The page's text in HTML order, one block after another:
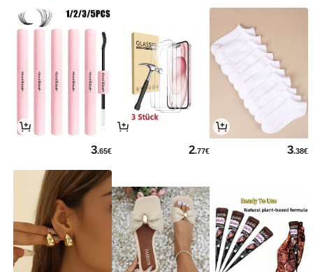
3.38€
2.77€
3.65€